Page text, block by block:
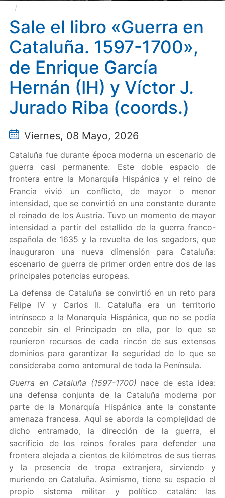
Enrique García Hernán (IH) y Víctor J. Jurado Riba
(coords.)
Sale el libro «Guerra en
Cataluña. 1597-1700»,
de Enrique García
Hernán (IH) y Víctor J.
Jurado Riba (coords.)
Viernes, 08 Mayo, 2026
Cataluña fue durante época moderna un escenario de
guerra casi permanente. Este doble espacio de
frontera entre la Monarquía Hispánica y el reino de
Francia vivió un conflicto, de mayor o menor
intensidad, que se convirtió en una constante durante
el reinado de los Austria. Tuvo un momento de mayor
intensidad a partir del estallido de la guerra franco-
española de 1635 y la revuelta de los segadors, que
inauguraron una nueva dimensión para Cataluña:
escenario de guerra de primer orden entre dos de las
principales potencias europeas.
La defensa de Cataluña se convirtió en un reto para
Felipe IV y Carlos II. Cataluña era un territorio
intrínseco a la Monarquía Hispánica, que no se podía
concebir sin el Principado en ella, por lo que se
reunieron recursos de cada rincón de sus extensos
dominios para garantizar la seguridad de lo que se
consideraba como antemural de toda la Península.
Guerra en Cataluña (1597-1700) nace de esta idea:
una defensa conjunta de la Cataluña moderna por
parte de la Monarquía Hispánica ante la constante
amenaza francesa. Aquí se aborda la complejidad de
dicho entramado, la dirección de la guerra, el
sacrificio de los reinos forales para defender una
frontera alejada a cientos de kilómetros de sus tierras
y la presencia de tropa extranjera, sirviendo y
muriendo en Cataluña. Asimismo, tiene su espacio el
propio sistema militar y político catalán: las